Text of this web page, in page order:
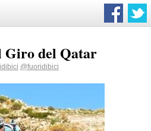
Giro del Qatar
@fuoridibici